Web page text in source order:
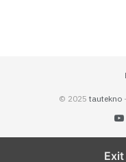
© 2025 tautekno